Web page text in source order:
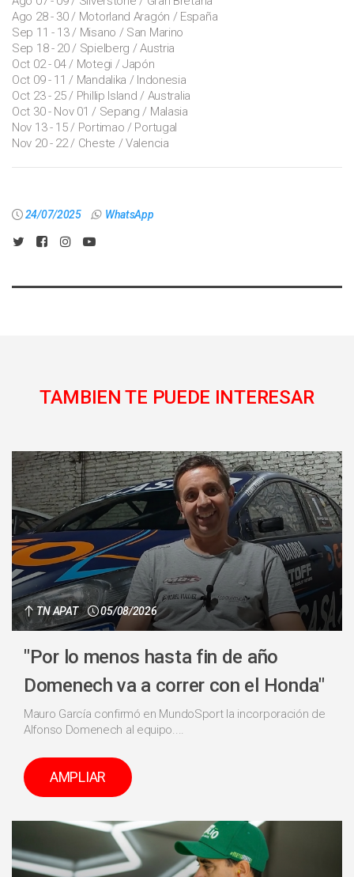
Ago 28 - 30 / Motorland Aragón / España
Sep 11 - 13 / Misano / San Marino
Sep 18 - 20 / Spielberg / Austria
Oct 02 - 04 / Motegi / Japón
Oct 09 - 11 / Mandalika / Indonesia
Oct 23 - 25 / Phillip Island / Australia
Oct 30 - Nov 01 / Sepang / Malasia
Nov 13 - 15 / Portimao / Portugal
Nov 20 - 22 / Cheste / Valencia
24/07/2025 WhatsApp
TAMBIEN TE PUEDE INTERESAR
TN APAT 05/08/2026
"Por lo menos hasta fin de año
Domenech va a correr con el Honda"
Mauro García confirmó en MundoSport la incorporación de
Alfonso Domenech al equipo....
AMPLIAR